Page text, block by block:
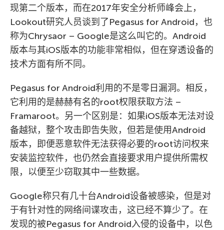
现第二个版本，而在2017年安全分析师峰会上，
Lookout研究人员谈到了Pegasus for Android，也
称为Chrysaor – Google是这么叫它的。Android
版本与其iOS版本的功能非常相似，但在穿透设备的
技术方面有所不同。
Pegasus for Android利用的不是零日漏洞。相反，
它利用的是赫赫有名的root权限获取方法 –
Framaroot。另一个区别是：如果iOS版本无法对设
备越狱，整个攻击即告失败，但若是使用Android
版本，即便恶意软件无法获得必要的root访问权来
安装监控软件，也仍然会直接要求用户提供所需权
限，以便至少窃取其中一些数据。
Google称只有几十台Android设备被感染，但是对
于有针对性的网络间谍攻击，这已经不算少了。在
发现的被Pegasus for Android入侵的设备中，以色